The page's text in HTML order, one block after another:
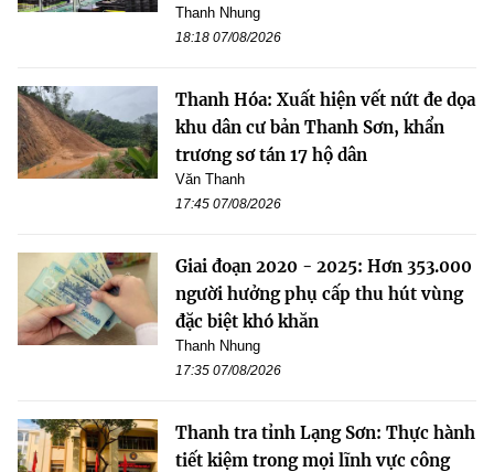
Thanh Nhung
18:18 07/08/2026
Thanh Hóa: Xuất hiện vết nứt đe dọa
khu dân cư bản Thanh Sơn, khẩn
trương sơ tán 17 hộ dân
Văn Thanh
17:45 07/08/2026
Giai đoạn 2020 - 2025: Hơn 353.000
người hưởng phụ cấp thu hút vùng
đặc biệt khó khăn
Thanh Nhung
17:35 07/08/2026
Thanh tra tỉnh Lạng Sơn: Thực hành
tiết kiệm trong mọi lĩnh vực công